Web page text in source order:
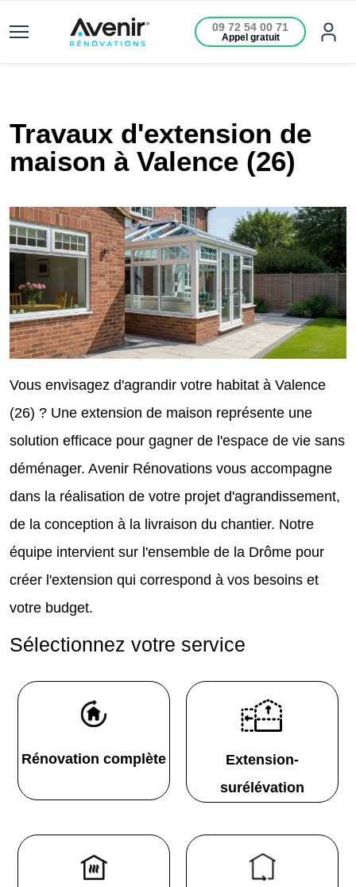
09 72 54 00 71
Appel gratuit
Travaux d'extension de
maison à Valence (26)
Vous envisagez d'agrandir votre habitat à Valence
(26) ? Une extension de maison représente une
solution efficace pour gagner de l'espace de vie sans
déménager. Avenir Rénovations vous accompagne
dans la réalisation de votre projet d'agrandissement,
de la conception à la livraison du chantier. Notre
équipe intervient sur l'ensemble de la Drôme pour
créer l'extension qui correspond à vos besoins et
votre budget.
Sélectionnez votre service
Rénovation complète
Extension-
surélévation